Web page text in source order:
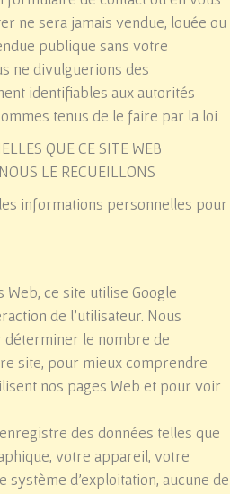
ne sera jamais vendue, louée ou
publique sans votre
ne divulguerions des
identifiables aux autorités
tenus de le faire par la loi.
QUE CE SITE WEB
LE RECUEILLONS
informations personnelles pour
ce site utilise Google
de l'utilisateur. Nous
déterminer le nombre de
site, pour mieux comprendre
nos pages Web et pour voir
des données telles que
votre appareil, votre
système d'exploitation, aucune de